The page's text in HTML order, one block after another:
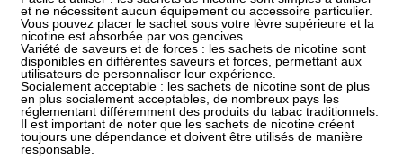
et ne nécessitent aucun équipement ou accessoire particulier.
Vous pouvez placer le sachet sous votre lèvre supérieure et la
nicotine est absorbée par vos gencives.
Variété de saveurs et de forces : les sachets de nicotine sont
disponibles en différentes saveurs et forces, permettant aux
utilisateurs de personnaliser leur expérience.
Socialement acceptable : les sachets de nicotine sont de plus
en plus socialement acceptables, de nombreux pays les
réglementant différemment des produits du tabac traditionnels.
Il est important de noter que les sachets de nicotine créent
toujours une dépendance et doivent être utilisés de manière
responsable.